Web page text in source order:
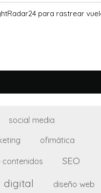
para rastrear
social media
ofimática
contenidos SEO
digital diseño web